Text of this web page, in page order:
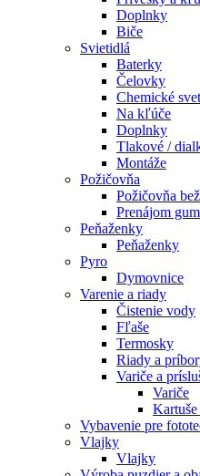
Doplnky
Biče
Svietidlá
Baterky
Čelovky
Chemické
Na kľúče
Doplnky
Tlakové /
Montáže
Požičovňa
Požičovňa
Prenájom
Peňaženky
Peňaženky
Pyro
Dymovnice
Varenie a riady
Čistenie vody
Fľaše
Termosky
Riady a
Variče a
Variče
Vybavenie pre
Vlajky
Vlajky